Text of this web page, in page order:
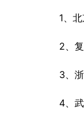
1、
2、
3、
4、